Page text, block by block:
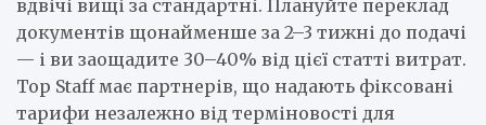
вдвічі вищі за стандартні. Плануйте переклад
документів щонайменше за 2–3 тижні до подачі
— і ви заощадите 30–40% від цієї статті витрат.
Top Staff має партнерів, що надають фіксовані
тарифи незалежно від терміновості для